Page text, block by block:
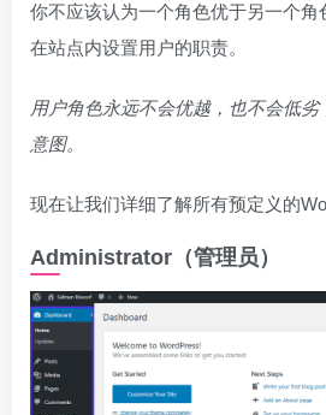
你不应该认为一个角色优于另一个角
在站点内设置用户的职责。
用户角色永远不会优越，也不会低
意图。
现在让我们详细了解所有预定义的
Administrator（管理员）